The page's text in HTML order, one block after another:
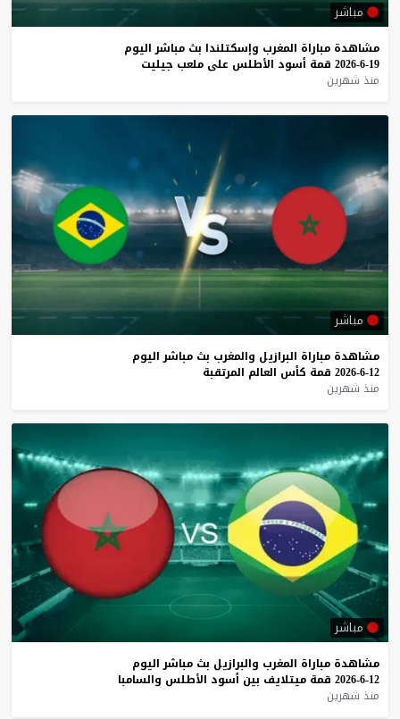
مباشر
مشاهدة مباراة المغرب وإسكتلندا بث مباشر اليوم
19-6-2026
قمة أسود الأطلس على ملعب جيليت
منذ شهرين
مباشر
مشاهدة مباراة البرازيل والمغرب بث مباشر اليوم
12-6-2026
قمة كأس العالم المرتقبة
منذ شهرين
مباشر
مشاهدة مباراة المغرب والبرازيل بث مباشر اليوم
12-6-2026
قمة ميتلايف بين أسود الأطلس والسامبا
منذ شهرين